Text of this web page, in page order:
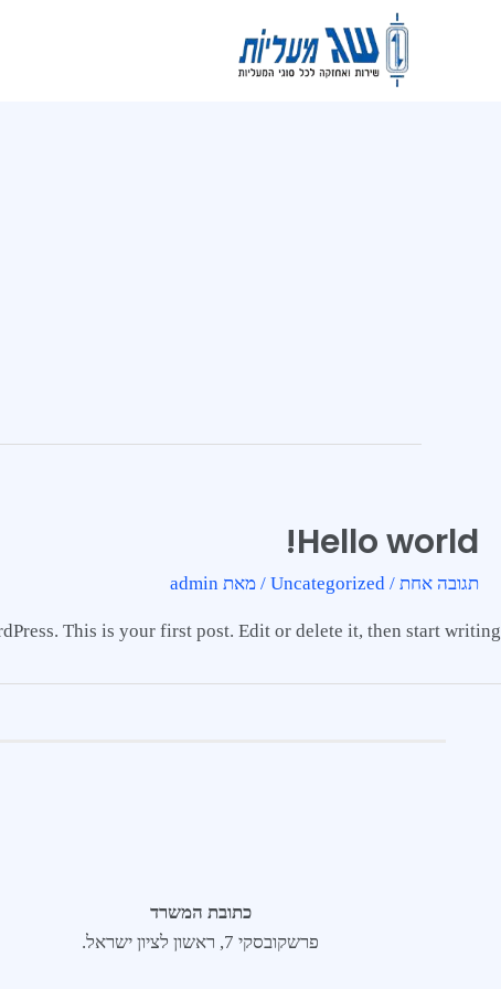
Hello world!
תגובה אחת /
Uncategorized / מאת admin
This is your first post. Edit or delete it, then start writing!
כתובת המשרד
פרשקובסקי 7, ראשון לציון ישראל.